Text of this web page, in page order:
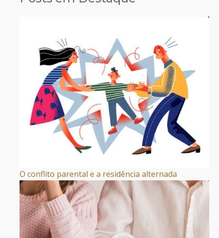
O conflito parental e a residência alternada